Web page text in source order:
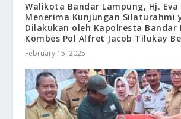
Walikota Bandar Lampung, Hj. Eva
Menerima Kunjungan Silaturahmi
Dilakukan oleh Kapolresta Bandar
Kombes Pol Alfret Jacob Tilukay
February 15, 2025